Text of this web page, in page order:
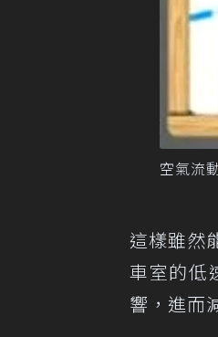
空氣流
這樣雖然
車室的低
響，進而